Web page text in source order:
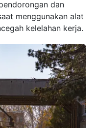
dan
menggunakan alat
kelelahan kerja.